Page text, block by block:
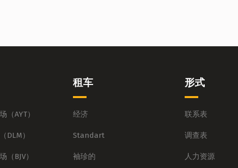
（AYT）
DLM）
（BJV）
租车
经济
Standart
袖珍的
形式
联系表
调查表
人力资源